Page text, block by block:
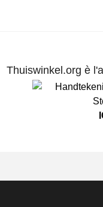
Thuiswinkel.org è